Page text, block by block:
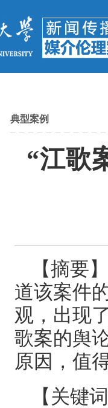
典型案例
“江歌
【摘要
道该案件
观，出现
歌案的舆
原因，值
【关键